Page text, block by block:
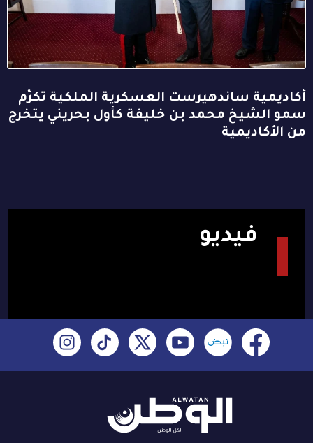
أكاديمية ساندهيرست العسكرية الملكية تكرّم
سمو الشيخ محمد بن خليفة كأول بحريني يتخرج
من الأكاديمية
فيديو